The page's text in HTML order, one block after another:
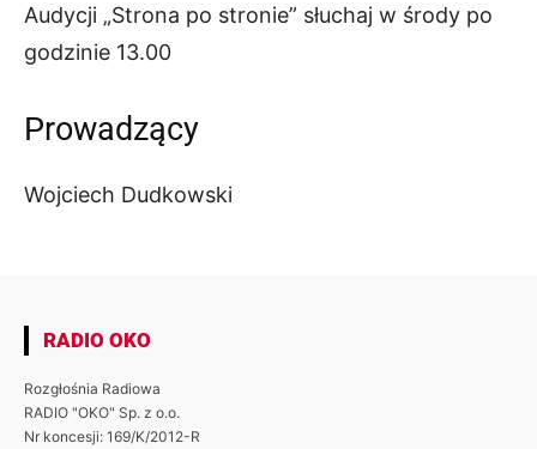
Audycji „Strona po stronie” słuchaj w środy po
godzinie 13.00
Prowadzący
Wojciech Dudkowski
RADIO OKO
Rozgłośnia Radiowa
RADIO "OKO" Sp. z o.o.
Nr koncesji: 169/K/2012-R